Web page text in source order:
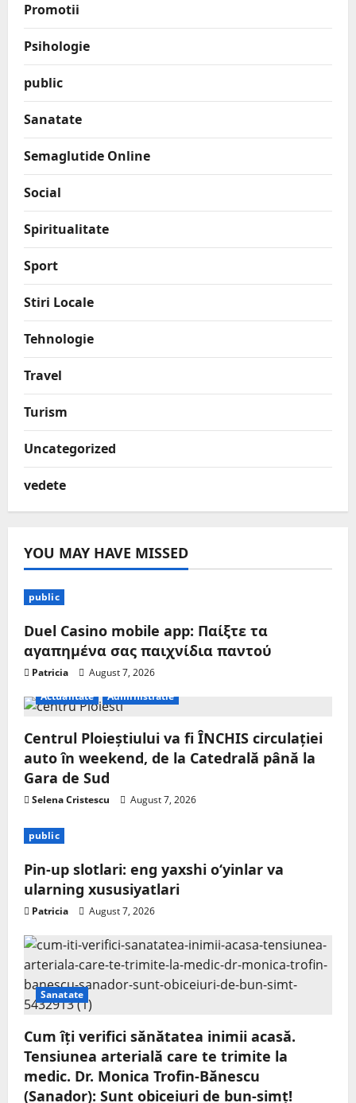
Promotii
Psihologie
public
Sanatate
Semaglutide Online
Social
Spiritualitate
Sport
Stiri Locale
Tehnologie
Travel
Turism
Uncategorized
vedete
YOU MAY HAVE MISSED
public
Duel Casino mobile app: Παίξτε τα
αγαπημένα σας παιχνίδια παντού
Patricia
August 7, 2026
Actualitate
Administratie
Centrul Ploieștiului va fi ÎNCHIS circulației
auto în weekend, de la Catedrală până la
Gara de Sud
Selena Cristescu August 7, 2026
public
Pin-up slotlari: eng yaxshi o‘yinlar va
ularning xususiyatlari
Patricia August 7, 2026
Sanatate
Cum îți verifici sănătatea inimii acasă.
Tensiunea arterială care te trimite la
medic. Dr. Monica Trofin-Bănescu
(Sanador): Sunt obiceiuri de bun-simț!